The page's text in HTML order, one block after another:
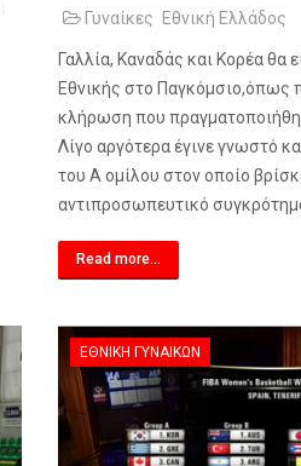
Γυναίκες
Εθνική Ελλάδος
Γαλλία, Καναδάς και Κορέα θα
Εθνικής στο Παγκόμσιο,όπως
κλήρωση που
Λίγο αργότερα έγινε γνωστό
του Α ομίλου στον οποίο
αντιπροσωπευτικό
Read more...
ΕΘΝΙΚΉ ΓΥΝΑΙΚΏΝ